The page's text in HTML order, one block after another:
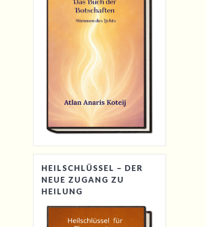
HEILSCHLÜSSEL – DER
NEUE ZUGANG ZU
HEILUNG